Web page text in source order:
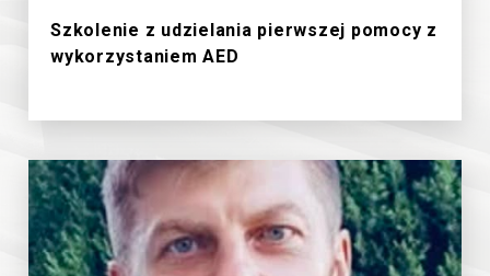
Szkolenie z udzielania pierwszej pomocy z
wykorzystaniem AED